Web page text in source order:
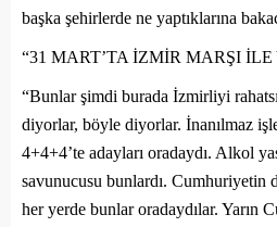
başka şehirlerde ne yaptıklarına
“31 MART’TA İZMİR MARŞI
“Bunlar şimdi burada İzmirliyi
diyorlar, böyle diyorlar. İnanılmaz
4+4+4’te adayları oradaydı. Alkol
savunucusu bunlardı. Cumhuriyetin
her yerde bunlar oradaydılar. Yarın